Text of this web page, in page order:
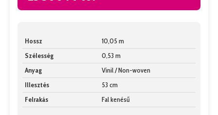
Hossz
10,05 m
Szélesség
0,53 m
Anyag
Vinil / Non-woven
Illesztés
53 cm
Felrakás
Fal kenésű